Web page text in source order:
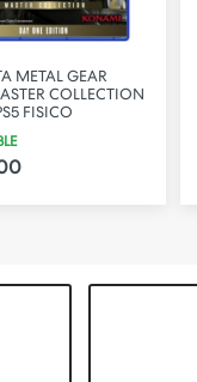
METAL GEAR
COLLECTION
FISICO